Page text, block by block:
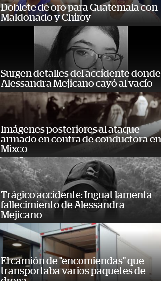
Doblete de oro para Guatemala con
Maldonado y Chiroy
Surgen detalles del accidente donde
Alessandra Mejicano cayó al vacío
Imágenes posteriores al ataque
armado en contra de conductora en
Mixco
Trágico accidente: Inguat lamenta
fallecimiento de Alessandra
Mejicano
El camión de "encomiendas" que
transportaba varios paquetes de